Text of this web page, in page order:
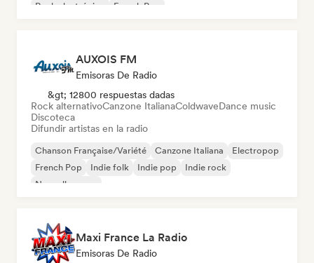
Rock electrónico
French Pop
AUXOIS FM
Emisoras De Radio
&gt; 12800 respuestas dadas
Rock alternativoCanzone ItalianaColdwaveDance music
Discoteca
Difundir artistas en la radio
Chanson Française/Variété Canzone Italiana
Electropop
French Pop
Indie folk Indie pop
Indie rock
Nouvelle scene
Maxi France La Radio
Emisoras De Radio